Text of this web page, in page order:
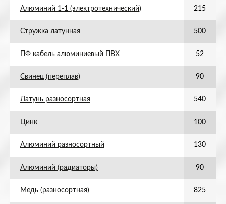
Алюминий 1-1 (электротехнический) 215
Стружка латунная 500
ПФ кабель алюминиевый ПВХ 52
Свинец (переплав) 90
Латунь разносортная 540
Цинк 100
Алюминий разносортный 130
Алюминий (радиаторы) 90
Медь (разносортная) 825